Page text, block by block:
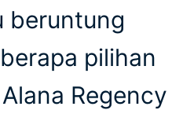
beruntung
pilihan
Regency